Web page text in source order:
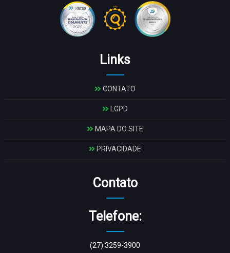
Links
CONTATO
LGPD
MAPA DO SITE
PRIVACIDADE
Contato
Telefone:
(27) 3259-3900